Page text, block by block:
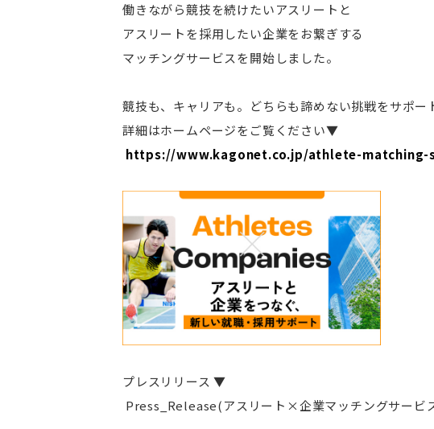
働きながら競技を続けたいアスリートと
アスリートを採用したい企業をお繋ぎする
マッチングサービスを開始しました。
競技も、キャリアも。どちらも諦めない挑戦をサポー
詳細はホームページをご覧ください▼
https://www.kagonet.co.jp/athlete-matching-
プレスリリース ▼
Press_Release(アスリート×企業マッチングサービ